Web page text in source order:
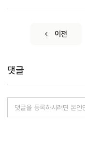
이전
댓글